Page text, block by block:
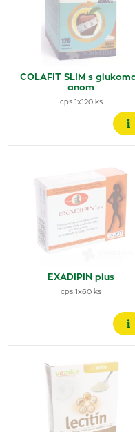
COLAFIT SLIM s
anom
cps 1x120 ks
EXADIPIN plus
cps 1x60 ks